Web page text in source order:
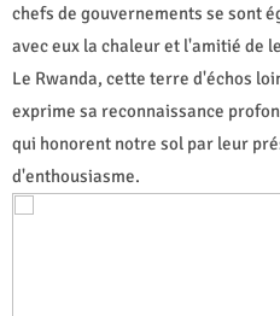
chefs de gouvernements se sont
avec eux la chaleur et l'amitié de
Le Rwanda, cette terre d'échos
exprime sa reconnaissance
qui honorent notre sol par leur
d'enthousiasme.